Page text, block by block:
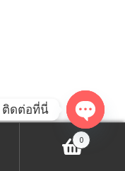
0
ติดต่อที่นี่
O